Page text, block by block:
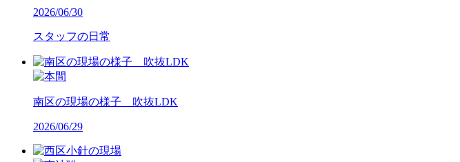
2026/06/30
スタッフの日常
南区の現場の様子 吹抜LDK
2026/06/29